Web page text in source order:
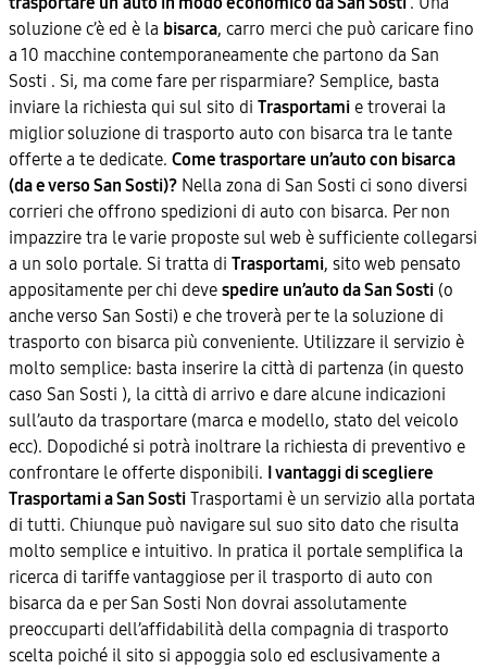
soluzione c’è ed è la bisarca, carro merci che può caricare fino
a 10 macchine contemporaneamente che partono da San
Sosti . Si, ma come fare per risparmiare? Semplice, basta
inviare la richiesta qui sul sito di Trasportami e troverai la
miglior soluzione di trasporto auto con bisarca tra le tante
offerte a te dedicate. Come trasportare un’auto con bisarca
(da e verso San Sosti)? Nella zona di San Sosti ci sono diversi
corrieri che offrono spedizioni di auto con bisarca. Per non
impazzire tra le varie proposte sul web è sufficiente collegarsi
a un solo portale. Si tratta di Trasportami, sito web pensato
appositamente per chi deve spedire un’auto da San Sosti (o
anche verso San Sosti) e che troverà per te la soluzione di
trasporto con bisarca più conveniente. Utilizzare il servizio è
molto semplice: basta inserire la città di partenza (in questo
caso San Sosti ), la città di arrivo e dare alcune indicazioni
sull’auto da trasportare (marca e modello, stato del veicolo
ecc). Dopodiché si potrà inoltrare la richiesta di preventivo e
confrontare le offerte disponibili. I vantaggi di scegliere
Trasportami a San Sosti Trasportami è un servizio alla portata
di tutti. Chiunque può navigare sul suo sito dato che risulta
molto semplice e intuitivo. In pratica il portale semplifica la
ricerca di tariffe vantaggiose per il trasporto di auto con
bisarca da e per San Sosti Non dovrai assolutamente
preoccuparti dell’affidabilità della compagnia di trasporto
scelta poiché il sito si appoggia solo ed esclusivamente a